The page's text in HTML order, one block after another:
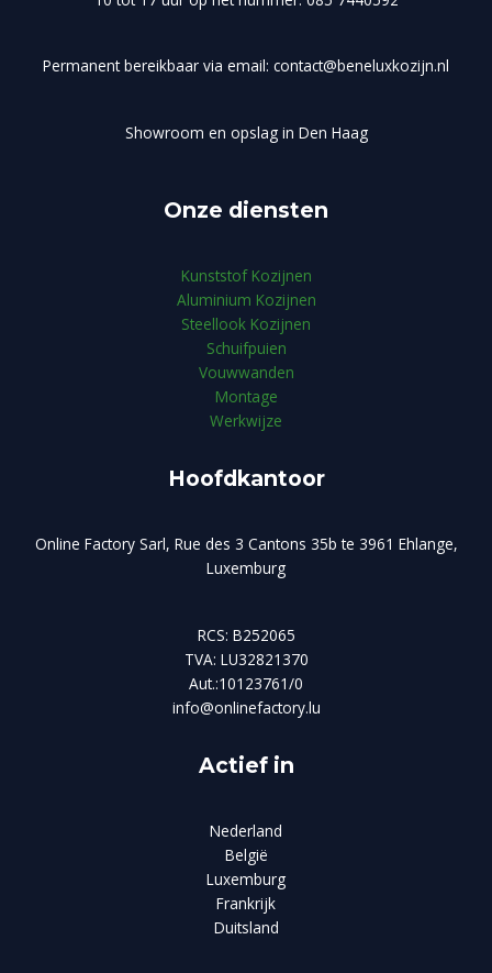
Permanent bereikbaar via email: contact@beneluxkozijn.nl
Showroom en opslag in Den Haag
Onze diensten
Kunststof Kozijnen
Aluminium Kozijnen
Steellook Kozijnen
Schuifpuien
Vouwwanden
Montage
Werkwijze
Hoofdkantoor
Online Factory Sarl, Rue des 3 Cantons 35b te 3961 Ehlange,
Luxemburg
RCS: B252065
TVA: LU32821370
Aut.:10123761/0
info@onlinefactory.lu
Actief in
Nederland
België
Luxemburg
Frankrijk
Duitsland